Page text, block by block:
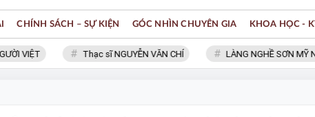
VIỆT Thạc sĩ NGUYỄN VĂN CHÍ LÀNG NGHỀ SƠN MỸ
CHÍNH SÁCH – SỰ KIỆN GÓC NHÌN CHUYÊN GIA KHOA HỌC -